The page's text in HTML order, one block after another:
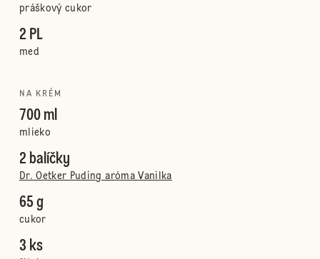
práškový cukor
2 PL
med
NA KRÉM
700 ml
mlieko
2 balíčky
Dr. Oetker Puding aróma Vanilka
65 g
cukor
3 ks